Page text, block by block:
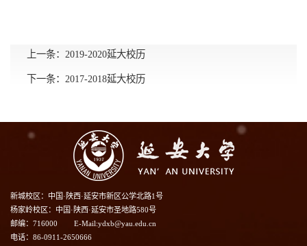
上一条： 2019-2020延大校历
下一条： 2017-2018延大校历
新城校区：中国·陕西·延安市新区公学北路1号
杨家岭校区：中国·陕西·延安市圣地路580号
邮编：716000
E-Mail:ydxb@yau.edu.cn
电话：86-0911-2650666